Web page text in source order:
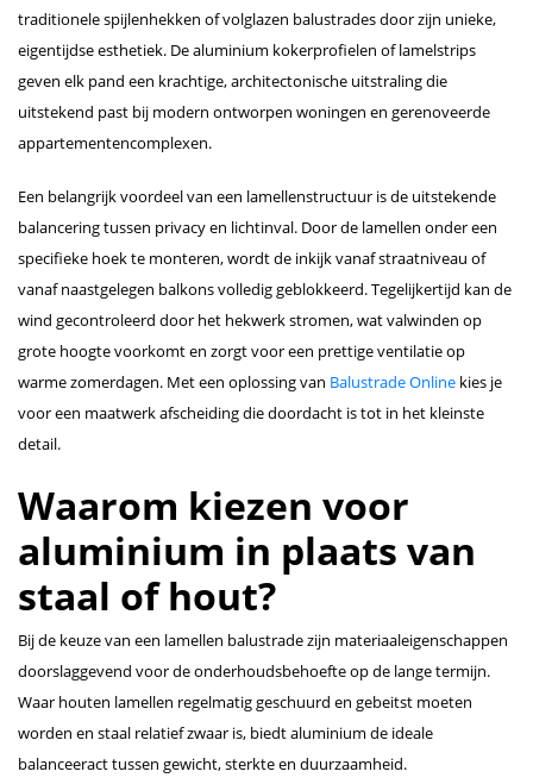
traditionele spijlenhekken of volglazen balustrades door zijn unieke,
eigentijdse esthetiek. De aluminium kokerprofielen of lamelstrips
geven elk pand een krachtige, architectonische uitstraling die
uitstekend past bij modern ontworpen woningen en gerenoveerde
appartementencomplexen.
Een belangrijk voordeel van een lamellenstructuur is de uitstekende
balancering tussen privacy en lichtinval. Door de lamellen onder een
specifieke hoek te monteren, wordt de inkijk vanaf straatniveau of
vanaf naastgelegen balkons volledig geblokkeerd. Tegelijkertijd kan de
wind gecontroleerd door het hekwerk stromen, wat valwinden op
grote hoogte voorkomt en zorgt voor een prettige ventilatie op
warme zomerdagen. Met een oplossing van Balustrade Online kies je
voor een maatwerk afscheiding die doordacht is tot in het kleinste
detail.
Waarom kiezen voor
aluminium in plaats van
staal of hout?
Bij de keuze van een lamellen balustrade zijn materiaaleigenschappen
doorslaggevend voor de onderhoudsbehoefte op de lange termijn.
Waar houten lamellen regelmatig geschuurd en gebeitst moeten
worden en staal relatief zwaar is, biedt aluminium de ideale
balanceeract tussen gewicht, sterkte en duurzaamheid.